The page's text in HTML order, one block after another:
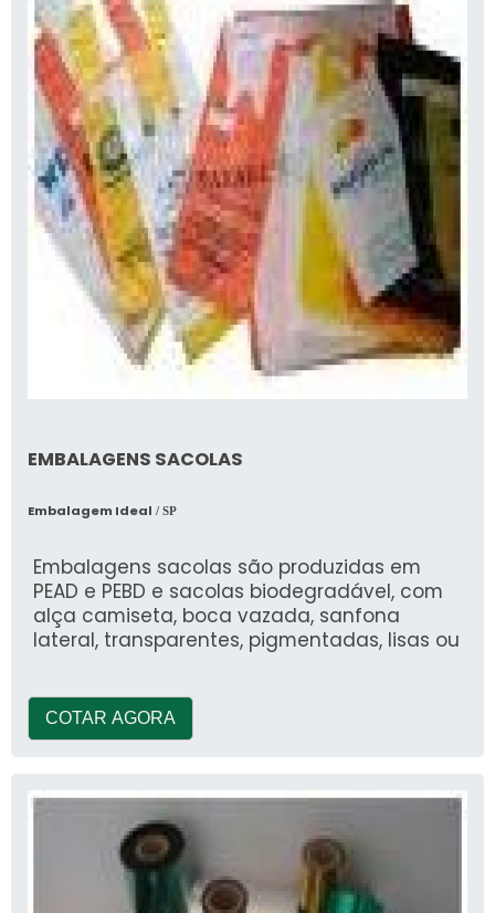
EMBALAGENS SACOLAS
Embalagem Ideal / SP
Embalagens sacolas são produzidas em
PEAD e PEBD e sacolas biodegradável, com
alça camiseta, boca vazada, sanfona
lateral, transparentes, pigmentadas, lisas ou
COTAR AGORA